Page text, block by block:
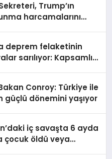
Trump’ın
harcamalarını
deprem felaketinin
sarılıyor: Kapsamlı
Conroy: Türkiye ile
güçlü dönemini yaşıyor
iç savaşta 6 ayda
çocuk öldü veya